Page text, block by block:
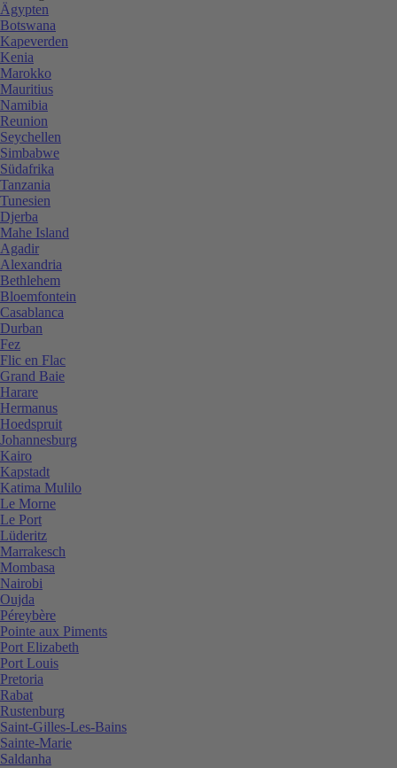
Ägypten
Botswana
Kapeverden
Kenia
Marokko
Mauritius
Namibia
Reunion
Seychellen
Simbabwe
Südafrika
Tanzania
Tunesien
Djerba
Mahe Island
Agadir
Alexandria
Bethlehem
Bloemfontein
Casablanca
Durban
Fez
Flic en Flac
Grand Baie
Harare
Hermanus
Hoedspruit
Johannesburg
Kairo
Kapstadt
Katima Mulilo
Le Morne
Le Port
Lüderitz
Marrakesch
Mombasa
Nairobi
Oujda
Péreybère
Pointe aux Piments
Port Elizabeth
Port Louis
Pretoria
Rabat
Rustenburg
Saint-Gilles-Les-Bains
Sainte-Marie
Saldanha